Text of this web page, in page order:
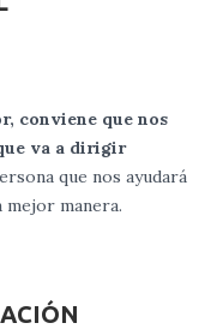
conviene que nos
va a dirigir
que nos ayudará
mejor manera.